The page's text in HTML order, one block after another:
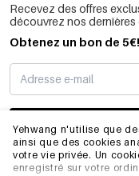
Yehwang n'utilise que
ainsi que des cookies
votre vie privée. Un
enregistré sur votre
Recevez des offres
découvrez nos
Obtenez un bon de 5€!